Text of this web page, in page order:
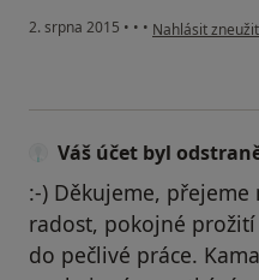
2. srpna 2015 • • • podle názoru
Nahlásit
Váš účet byl
:-) Děkujeme,
radost, pokojné
do pečlivé práce.